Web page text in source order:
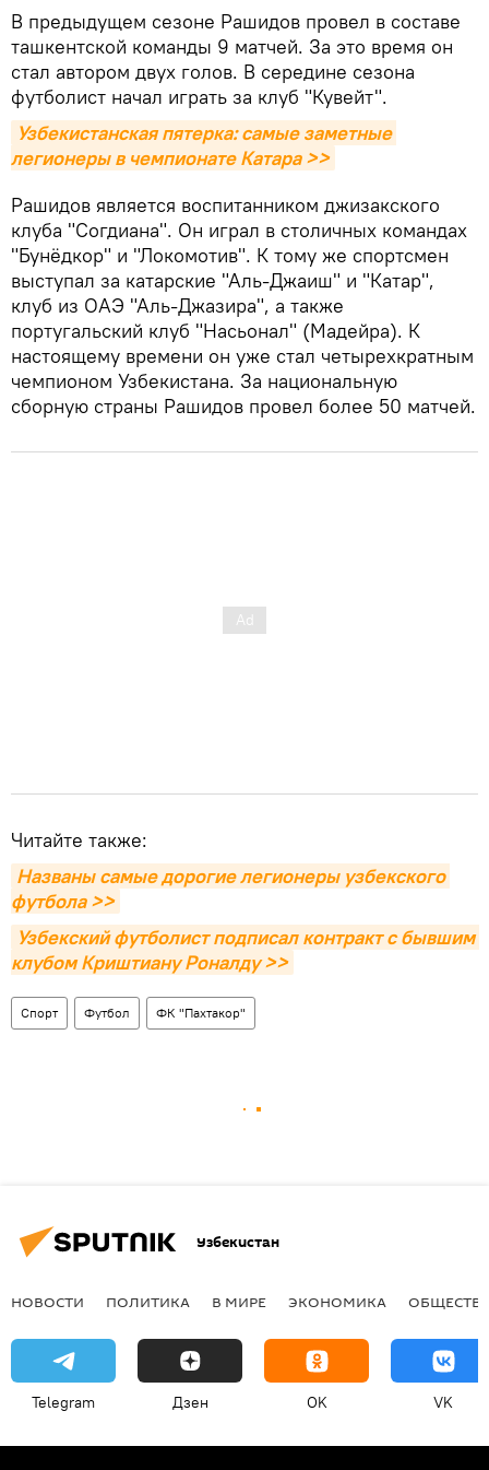
В предыдущем сезоне Рашидов провел в составе
ташкентской команды 9 матчей. За это время он
стал автором двух голов. В середине сезона
футболист начал играть за клуб "Кувейт".
Узбекистанская пятерка: самые заметные
легионеры в чемпионате Катара >>
Рашидов является воспитанником джизакского
клуба "Согдиана". Он играл в столичных командах
"Бунёдкор" и "Локомотив". К тому же спортсмен
выступал за катарские "Аль-Джаиш" и "Катар",
клуб из ОАЭ "Аль-Джазира", а также
португальский клуб "Насьонал" (Мадейра). К
настоящему времени он уже стал четырехкратным
чемпионом Узбекистана. За национальную
сборную страны Рашидов провел более 50 матчей.
Читайте также:
Названы самые дорогие легионеры узбекского
футбола >>
Узбекский футболист подписал контракт с бывшим
клубом Криштиану Роналду >>
Спорт Футбол ФК "Пахтакор"
Узбекистан
НОВОСТИ ПОЛИТИКА В МИРЕ ЭКОНОМИКА
Telegram Дзен OK VK